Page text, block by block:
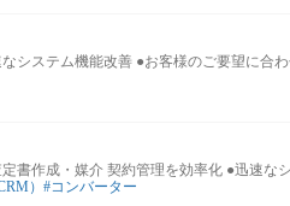
システム機能改善 ●お客様のご要望に合
書作成・媒介 契約管理を効率化 ●迅速な
） コンバーター